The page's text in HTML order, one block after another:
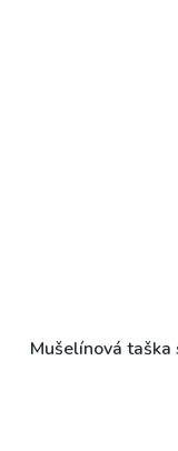
Mušelínová taška